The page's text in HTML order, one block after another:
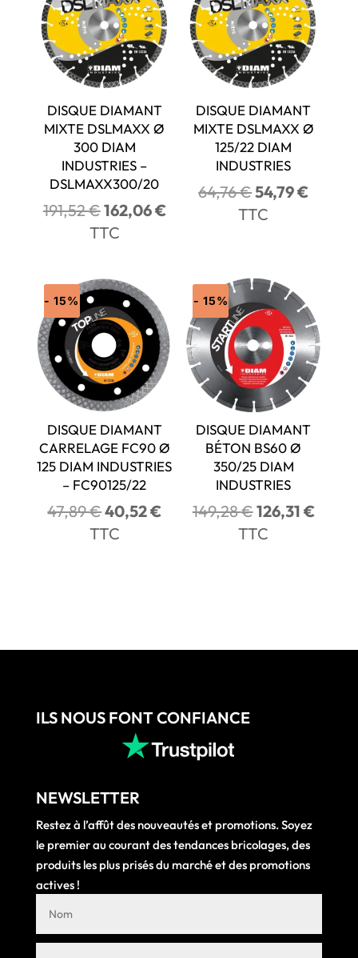
DISQUE DIAMANT
MIXTE DSLMAXX Ø
300 DIAM
INDUSTRIES –
DSLMAXX300/20
191,52€Le
prix
191,52 €.
162,06€Le
162,06 €.
TTC
DISQUE DIAMANT
MIXTE DSLMAXX Ø
125/22 DIAM
INDUSTRIES
64,76€ Le
prix
64,76 €.
54,79€Le
TTC
- 15%
DISQUE DIAMANT
CARRELAGE FC90 Ø
125 DIAM INDUSTRIES
– FC90125/22
47,89€Le
prix
40,52€Le
TTC
- 15%
DISQUE DIAMANT
BÉTON BS60 Ø
350/25 DIAM
INDUSTRIES
149,28€Le
prix
126,31 €Le
TTC
ILS NOUS FONT CONFIANCE
NEWSLETTER
Restez à l’affût des nouveautés et promotions. Soyez
le premier au courant des tendances bricolages, des
produits les plus prisés du marché et des promotions
actives !